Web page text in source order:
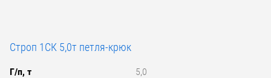
Строп 1СК 5,0т петля-крюк
Г/п, т 5,0